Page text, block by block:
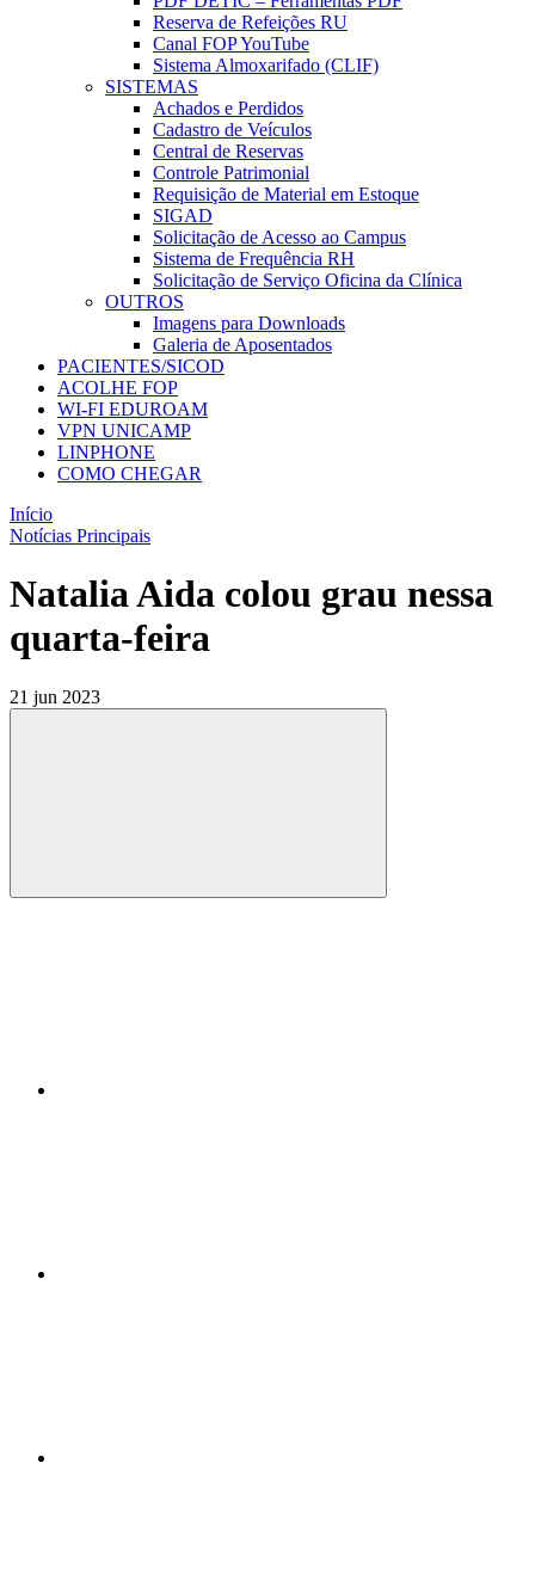
Reserva de Refeições RU
Canal FOP YouTube
Sistema Almoxarifado (CLIF)
SISTEMAS
Achados e Perdidos
Cadastro de Veículos
Central de Reservas
Controle Patrimonial
Requisição de Material em Estoque
SIGAD
Solicitação de Acesso ao Campus
Sistema de Frequência RH
Solicitação de Serviço Oficina da Clínica
OUTROS
Imagens para Downloads
Galeria de Aposentados
PACIENTES/SICOD
ACOLHE FOP
WI-FI EDUROAM
VPN UNICAMP
LINPHONE
COMO CHEGAR
Início
Notícias Principais
Natalia Aida colou grau nessa
quarta-feira
21 jun 2023
Compartilhar